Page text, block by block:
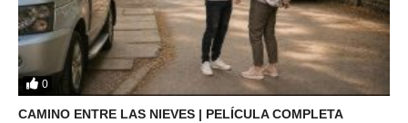
0
CAMINO ENTRE LAS NIEVES | PELÍCULA COMPLETA